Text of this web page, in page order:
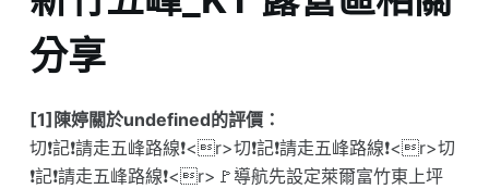
分享
[1]陳婷關於undefined的評價：
切❗️記❗️請走五峰路線❗️<r>切❗️記❗️請走五峰路線❗️<r>切
❗️記❗️請走五峰路線❗️<r>🚩導航先設定萊爾富竹東上坪